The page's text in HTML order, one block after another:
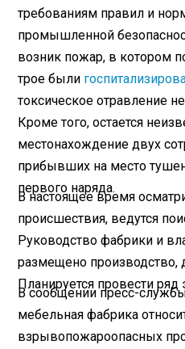
требованиям правил и
промышленной
возник пожар, в котором
трое были
токсическое отравление
Кроме того, остается
местонахождение двух
прибывших на место
первого наряда.
В настоящее время
происшествия, ведутся
Руководство фабрики и
размещено производство,
Планируется провести ряд
В сообщении пресс-
мебельная фабрика
взрывопожароопасных